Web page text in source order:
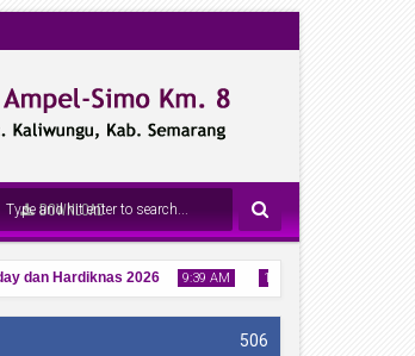
DOWNLOAD
Hardiknas 2026 9:39 AM 11:20 AM
506